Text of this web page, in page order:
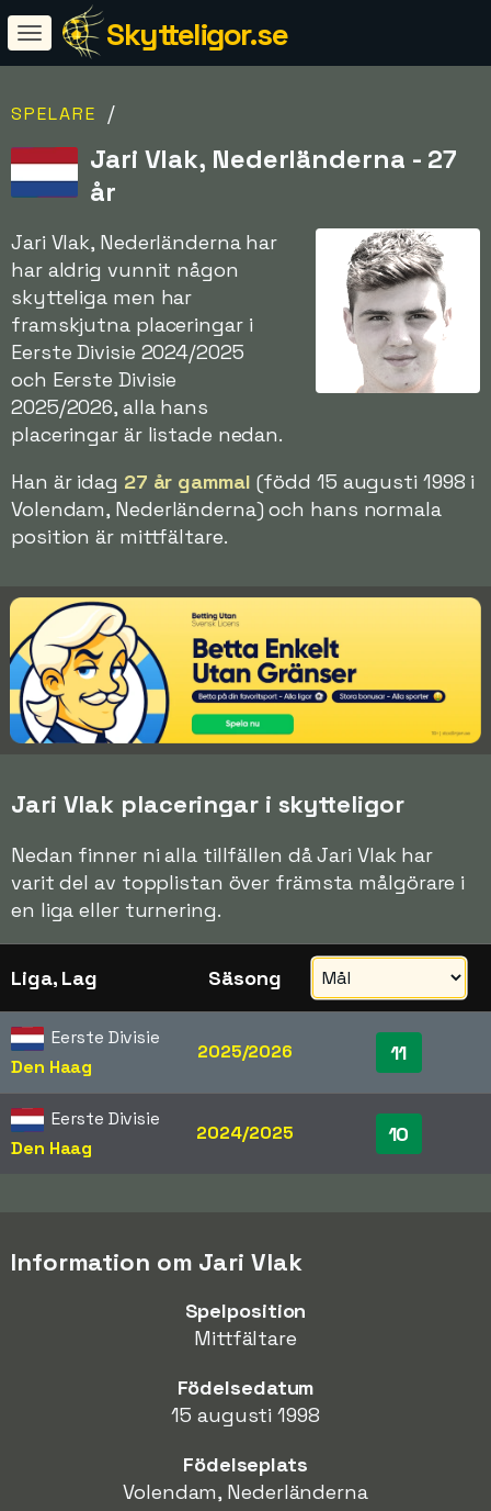
Skytteligor.se
SPELARE /
Jari Vlak, Nederländerna - 27
år
Jari Vlak, Nederländerna har
har aldrig vunnit någon
skytteliga men har
framskjutna placeringar i
Eerste Divisie 2024/2025
och Eerste Divisie
2025/2026, alla hans
placeringar är listade nedan.
Han är idag 27 år gammal (född 15 augusti 1998 i
Volendam, Nederländerna) och hans normala
position är mittfältare.
Jari Vlak placeringar i skytteligor
Nedan finner ni alla tillfällen då Jari Vlak har
varit del av topplistan över främsta målgörare i
en liga eller turnering.
Liga, Lag Säsong
Eerste Divisie
Den Haag
2025/2026 11
Eerste Divisie
Den Haag
2024/2025 10
Information om Jari Vlak
Spelposition
Mittfältare
Födelsedatum
15 augusti 1998
Födelseplats
Volendam, Nederländerna